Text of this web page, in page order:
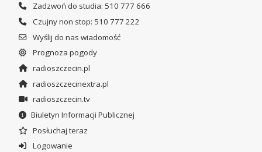
Zadzwoń do studia: 510 777 666
Czujny non stop: 510 777 222
Wyślij do nas wiadomość
Prognoza pogody
radioszczecin.pl
radioszczecinextra.pl
radioszczecin.tv
Biuletyn Informacji Publicznej
Posłuchaj teraz
Logowanie